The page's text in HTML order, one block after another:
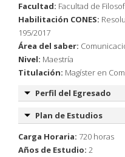
Facultad: Facultad de
Habilitación CONES:
195/2017
Área del saber:
Nivel: Maestría
Titulación: Magíster en
Perfil del Egresado
Plan de Estudios
Carga Horaria: 720 horas
Años de Estudio: 2